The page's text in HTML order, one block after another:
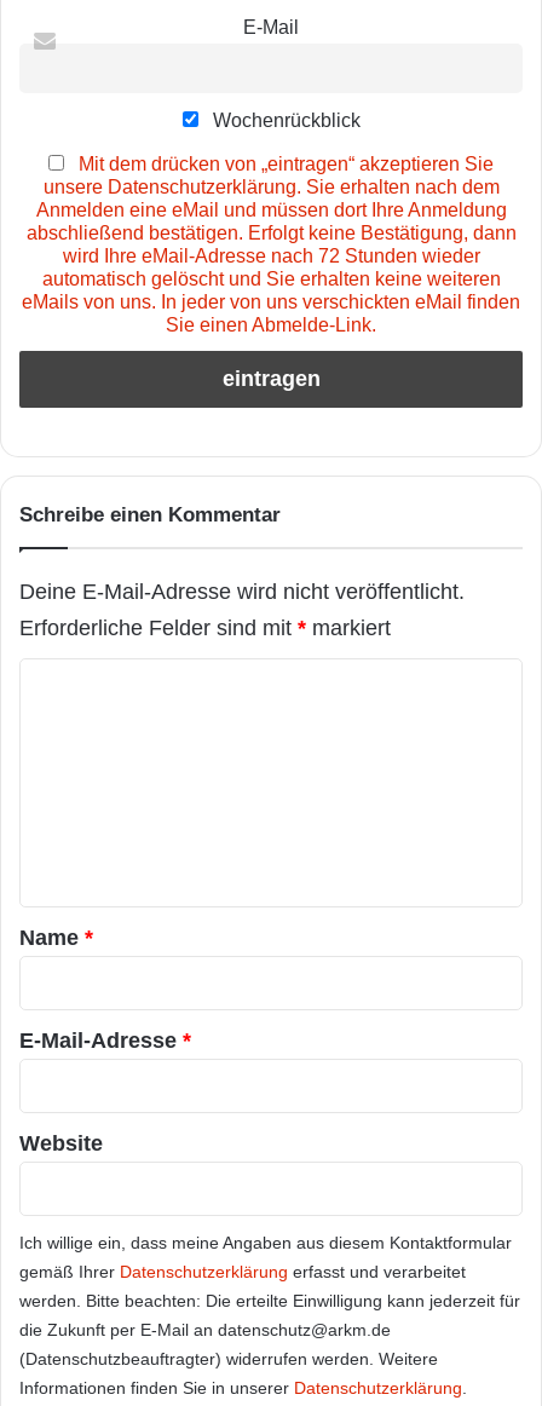
E-Mail
Wochenrückblick
Mit dem drücken von „eintragen“ akzeptieren Sie
unsere Datenschutzerklärung. Sie erhalten nach dem
Anmelden eine eMail und müssen dort Ihre Anmeldung
abschließend bestätigen. Erfolgt keine Bestätigung, dann
wird Ihre eMail-Adresse nach 72 Stunden wieder
automatisch gelöscht und Sie erhalten keine weiteren
eMails von uns. In jeder von uns verschickten eMail finden
Sie einen Abmelde-Link.
Schreibe einen Kommentar
Deine E-Mail-Adresse wird nicht veröffentlicht.
Erforderliche Felder sind mit * markiert
a
r
*
Name *
E-Mail-Adresse *
Website
Ich willige ein, dass meine Angaben aus diesem Kontaktformular
gemäß Ihrer Datenschutzerklärung erfasst und verarbeitet
werden. Bitte beachten: Die erteilte Einwilligung kann jederzeit für
die Zukunft per E-Mail an datenschutz@arkm.de
(Datenschutzbeauftragter) widerrufen werden. Weitere
Informationen finden Sie in unserer Datenschutzerklärung